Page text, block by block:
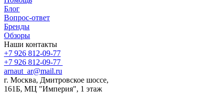
Блог
Вопрос-ответ
Бренды
Обзоры
Наши контакты
+7 926 812-09-77
+7 926 812-09-77
arnaut_ar@mail.ru
г. Москва, Дмитровское шоссе,
161Б, МЦ "Империя", 1 этаж